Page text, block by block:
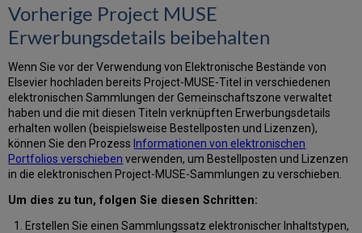
Vorherige Project MUSE
Erwerbungsdetails beibehalten
Wenn Sie vor der Verwendung von Elektronische Bestände von
Elsevier hochladen bereits Project-MUSE-Titel in verschiedenen
elektronischen Sammlungen der Gemeinschaftszone verwaltet
haben und die mit diesen Titeln verknüpften Erwerbungsdetails
erhalten wollen (beispielsweise Bestellposten und Lizenzen),
können Sie den Prozess Informationen von elektronischen
Portfolios verschieben verwenden, um Bestellposten und Lizenzen
in die elektronischen Project-MUSE-Sammlungen zu verschieben.
Um dies zu tun, folgen Sie diesen Schritten:
Erstellen Sie einen Sammlungssatz elektronischer Inhaltstypen,